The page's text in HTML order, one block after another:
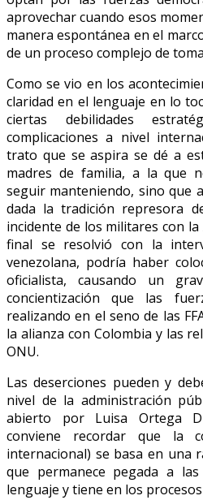
aprovechar cuando esos
manera espontánea en el
de un proceso complejo de
Como se vio en los
claridad en el lenguaje en lo
ciertas debilidades
complicaciones a nivel
trato que se aspira se dé a
madres de familia, a la que
seguir manteniendo, sino que
dada la tradición represora
incidente de los militares con la
final se resolvió con la
venezolana, podría haber
oficialista, causando un
concientización que las
realizando en el seno de las
la alianza con Colombia y las
ONU.
Las deserciones pueden y
nivel de la administración
abierto por Luisa Ortega
conviene recordar que la
internacional) se basa en una
que permanece pegada a
lenguaje y tiene en los